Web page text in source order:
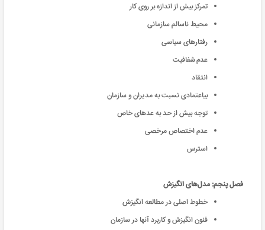
تمرکز بیش از اندازه بر روی کار
محیط ناسالم سازمانی
رفتارهای سیاسی
عدم شفافیت
انتقاد
بیاعتمادی نسبت به مدیران و سازمان
توجه بیش از حد به عدهای خاص
عدم اختصاص مرخصی
استرس
فصل پنجم: مدل‌های انگیزش
خطوط اصلی در مطالعه انگیزش
فنون انگیزش و کاربرد آنها در سازمان